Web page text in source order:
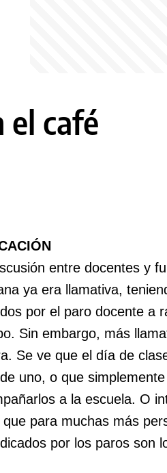
el café
entre docentes y
ya era llamativa,
por el paro docente a
Sin embargo, más
Se ve que el día de
uno, o que
a la escuela. O
que para muchas más
por los paros son